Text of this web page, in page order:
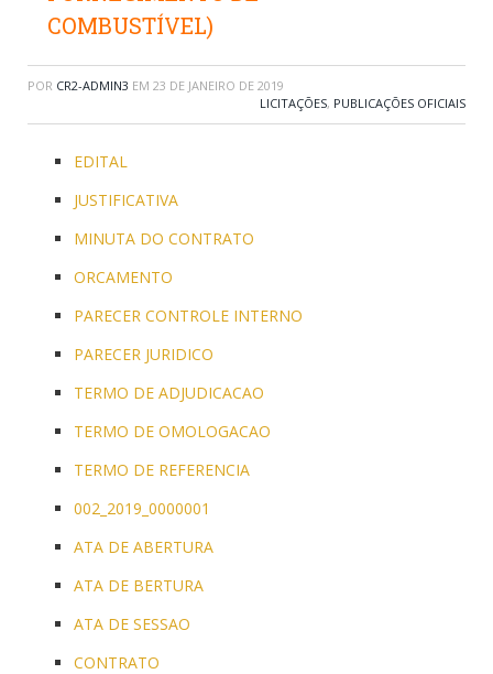
COMBUSTÍVEL)
POR CR2-ADMIN3 EM 23 DE JANEIRO DE 2019
LICITAÇÕES, PUBLICAÇÕES OFICIAIS
EDITAL
JUSTIFICATIVA
MINUTA DO CONTRATO
ORCAMENTO
PARECER CONTROLE INTERNO
PARECER JURIDICO
TERMO DE ADJUDICACAO
TERMO DE OMOLOGACAO
TERMO DE REFERENCIA
002_2019_0000001
ATA DE ABERTURA
ATA DE BERTURA
ATA DE SESSAO
CONTRATO